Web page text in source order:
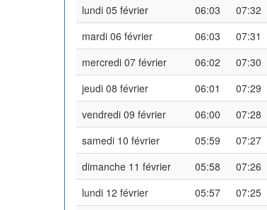
lundi 05 février
06:03 07:32
mardi 06 février
06:03 07:31
mercredi 07 février
06:02 07:30
jeudi 08 février
06:01 07:29
vendredi 09 février
06:00 07:28
samedi 10 février
05:59 07:27
dimanche 11 février
05:58 07:26
lundi 12 février
05:57 07:25